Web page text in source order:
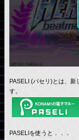
PASELI (パセリ)とは、
す。
PASELIを使うと．．．